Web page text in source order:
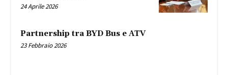
24 Aprile 2026
Partnership tra BYD Bus e ATV
23 Febbraio 2026